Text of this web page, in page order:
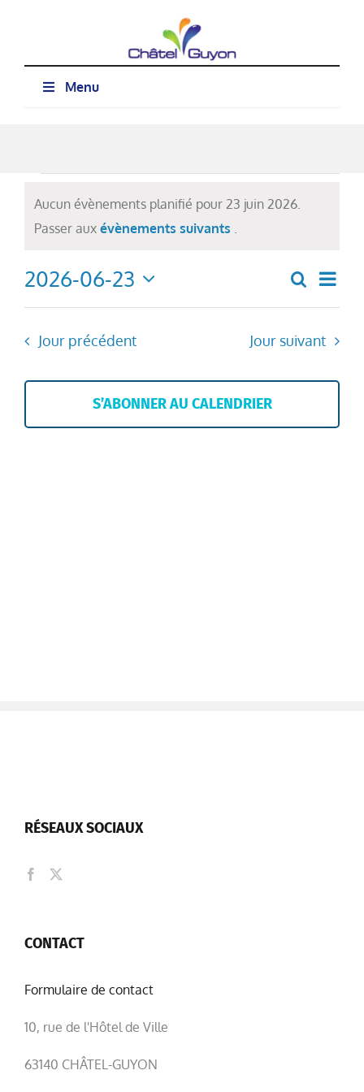
Menu
for
juin
2026
Notice
Aucun évènements planifié pour 23 juin 2026.
Passer aux évènements suivants .
de
Jour
2026-06-23
Sélectionnez
date.
Jour précédent Jour suivant
S’ABONNER AU CALENDRIER
RÉSEAUX SOCIAUX
CONTACT
Formulaire de contact
10, rue de l'Hôtel de Ville
63140 CHÂTEL-GUYON